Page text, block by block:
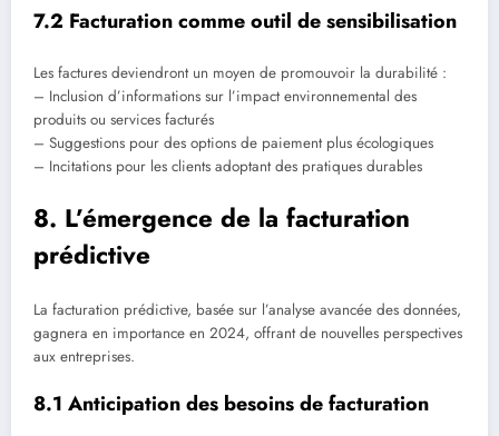
7.2 Facturation comme outil de sensibilisation
Les factures deviendront un moyen de promouvoir la durabilité :
– Inclusion d’informations sur l’impact environnemental des
produits ou services facturés
– Suggestions pour des options de paiement plus écologiques
– Incitations pour les clients adoptant des pratiques durables
8. L’émergence de la facturation
prédictive
La facturation prédictive, basée sur l’analyse avancée des données,
gagnera en importance en 2024, offrant de nouvelles perspectives
aux entreprises.
8.1 Anticipation des besoins de facturation